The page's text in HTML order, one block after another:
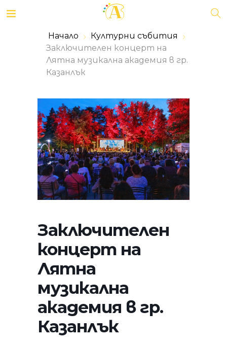
Начало
Културни събития
Заключителен концерт на
Лятна музикална академия в гр.
Казанлък
Заключителен
концерт на
Лятна
музикална
академия в гр.
Казанлък